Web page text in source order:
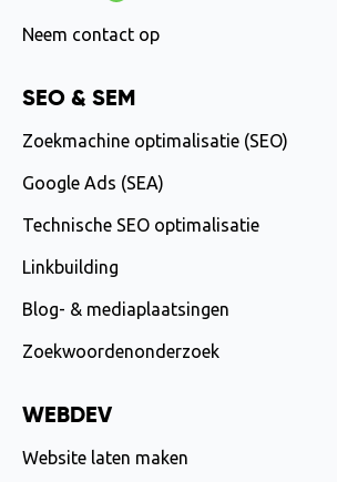
Neem contact op
SEO & SEM
Zoekmachine optimalisatie (SEO)
Google Ads (SEA)
Technische SEO optimalisatie
Linkbuilding
Blog- & mediaplaatsingen
Zoekwoordenonderzoek
WEBDEV
Website laten maken